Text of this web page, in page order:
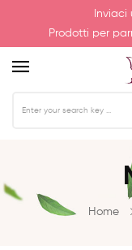
Inviaci
Prodotti per
Home